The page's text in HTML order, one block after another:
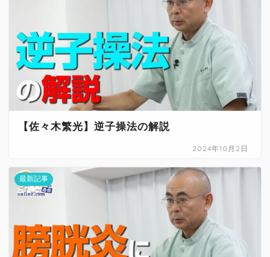
【佐々木繁光】逆子操法の解説
2024年10月2日
最新記事